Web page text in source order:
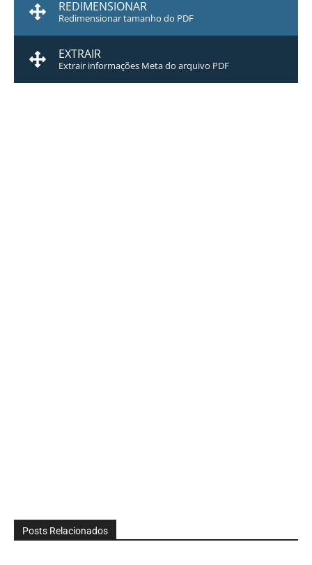
REDIMENSIONAR
Redimensionar tamanho do PDF
EXTRAIR
Extrair informações Meta do arquivo PDF
Posts Relacionados